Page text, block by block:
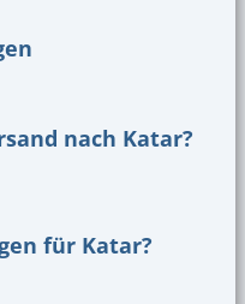
nach Katar?
für Katar?